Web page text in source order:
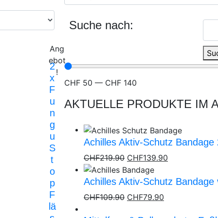
Ang
ebot
!
2
x
F
u
n
g
u
S
t
o
p
F
lä
Suche nach:
CHF 50 — CHF 140
AKTUELLE PRODUKTE IM
Achilles Aktiv-Schutz
CHF219.90 CHF139.90
Achilles Aktiv-Schutz Bandage
CHF109.90 CHF79.90